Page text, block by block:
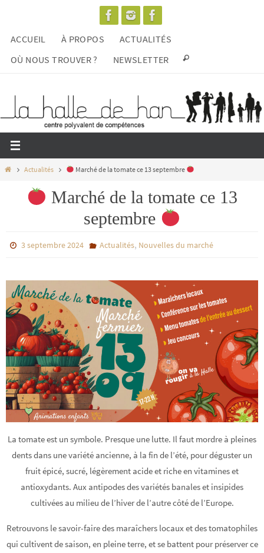
contenu
ACCUEIL À PROPOS
ACTUALITÉS
OÙ NOUS TROUVER ?
NEWSLETTER
HomeActualités Marché de la tomate ce 13 septembre
Marché de la tomate ce 13
septembre
3 septembre 2024 Actualités, Nouvelles du marché
La tomate est un symbole. Presque une lutte. Il faut mordre à pleines
dents dans une variété ancienne, à la fin de l’été, pour déguster un
fruit épicé, sucré, légèrement acide et riche en vitamines et
antioxydants. Aux antipodes des variétés banales et insipides
cultivées au milieu de l’hiver de l’autre côté de l’Europe.
Retrouvons le savoir-faire des maraîchers locaux et des tomatophiles
qui cultivent de saison, en pleine terre, et se battent pour préserver ce